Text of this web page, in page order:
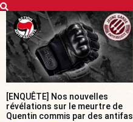
[ENQUÊTE] Nos nouvelles
révélations sur le meurtre de
Quentin commis par des antifas